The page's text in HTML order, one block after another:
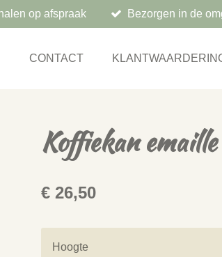
op afspraak Bezorgen in de
CONTACT
Koffiekan
€ 26,50
Hoogte